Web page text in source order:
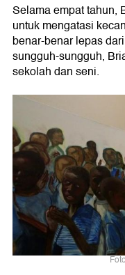
Selama empat tahun,
untuk mengatasi
benar-benar lepas
sungguh-sungguh,
sekolah dan seni.